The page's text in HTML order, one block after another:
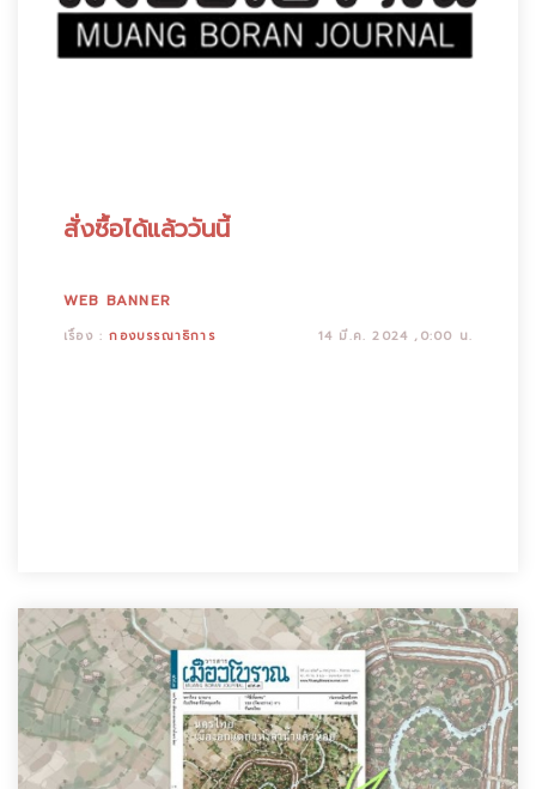
สั่งซื้อได้แล้ววันนี้
WEB BANNER
เรื่อง :กองบรรณาธิการ 14 มี.ค. 2024 ,0:00 น.